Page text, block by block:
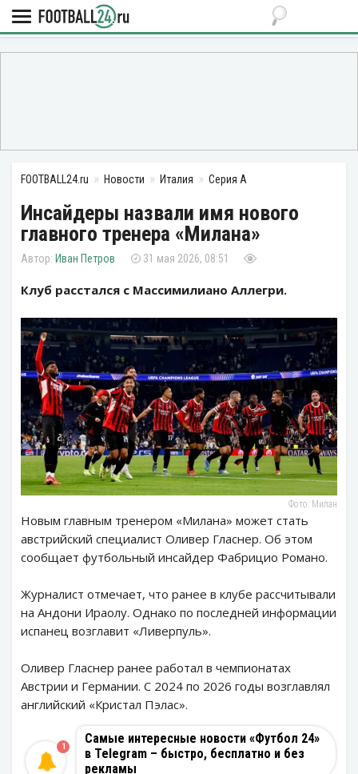
FOOTBALL24.ru Новости Италия Серия А
Инсайдеры назвали имя нового
главного тренера «Милана»
Иван Петров 31 мая 2026, 08:51
Клуб расстался с Массимилиано Аллегри.
Фото: Милан
Новым главным тренером «Милана» может стать
австрийский специалист Оливер Гласнер. Об этом
сообщает футбольный инсайдер Фабрицио Романо.
Журналист отмечает, что ранее в клубе рассчитывали
на Андони Ираолу. Однако по последней информации
испанец возглавит «Ливерпуль».
Оливер Гласнер ранее работал в чемпионатах
Австрии и Германии. С 2024 по 2026 годы возглавлял
английский «Кристал Пэлас».
Самые интересные новости «Футбол 24»
в Telegram – быстро, бесплатно и без
рекламы
1